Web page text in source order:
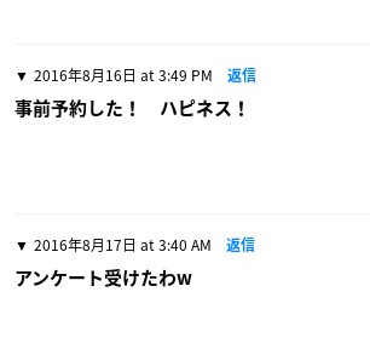
2016年8月16日 at 3:49 PM 返信
事前予約した！ ハピネス！
2016年8月17日 at 3:40 AM 返信
アンケート受けたわw